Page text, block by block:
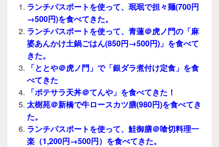
ランチパスポートを使って、珉珉で担々麺(700円
→500円)を食べてきた。
ランチパスポートを使って、青蓮＠虎ノ門の「麻
婆あんかけ土鍋ごはん(850円→500円)」を食べて
きた。
「ととや＠虎ノ門」で「銀ダラ煮付け定食」を食
べてきた
「ポテサラ天丼＠てんや」を食べてきた！
太樹苑＠新橋で牛ロースカツ膳(980円)を食べてき
た。
ランチパスポートを使って、鮭御膳＠喰切料理一
楽（1,200円→500円）を食べてきた。